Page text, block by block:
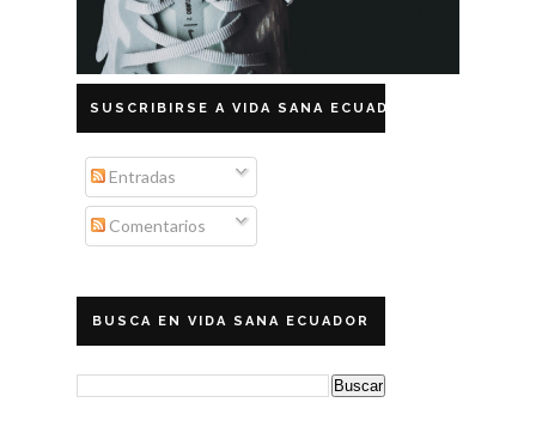
SUSCRIBIRSE A VIDA SANA ECUADOR
Entradas
Comentarios
BUSCA EN VIDA SANA ECUADOR